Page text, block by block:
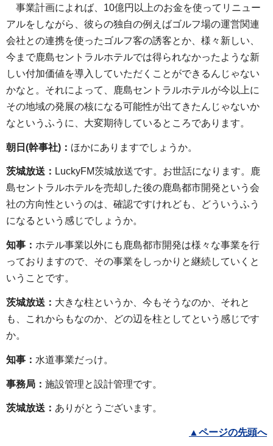
事業計画によれば、10億円以上のお金を使ってリニュー
アルをしながら、彼らの独自の例えばゴルフ場の運営関連
会社との連携を使ったゴルフ客の誘客とか、様々新しい、
今まで鹿島セントラルホテルでは得られなかったような新
しい付加価値を導入していただくことができるんじゃない
かなと。それによって、鹿島セントラルホテルが今以上に
その地域の発展の核になる可能性が出てきたんじゃないか
なというふうに、大変期待しているところであります。
朝日(幹事社)： ほかにありますでしょうか。
茨城放送： LuckyFM茨城放送です。お世話になります。鹿
島セントラルホテルを売却した後の鹿島都市開発という会
社の方向性というのは、確認ですけれども、どういうふう
になるという感じでしょうか。
知事： ホテル事業以外にも鹿島都市開発は様々な事業を行
っておりますので、その事業をしっかりと継続していくと
いうことです。
茨城放送： 大きな柱というか、今もそうなのか、それと
も、これからもなのか、どの辺を柱としてという感じです
か。
知事： 水道事業だっけ。
事務局： 施設管理と設計管理です。
茨城放送： ありがとうございます。
▲ ページの先頭へ